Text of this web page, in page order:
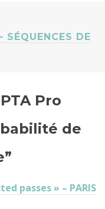
DE
Pro
de
”
passes » – PARIS